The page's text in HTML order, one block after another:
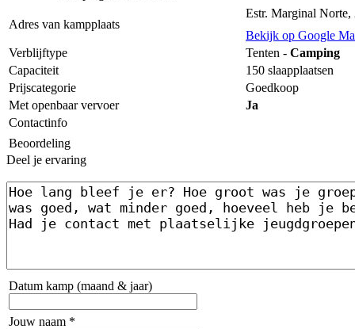
Adres van kampplaats
Estr. Marginal Norte,
Bekijk op Google
Verblijftype
Tenten - Camping
Capaciteit
150 slaapplaatsen
Prijscategorie
Goedkoop
Met openbaar vervoer
Ja
Contactinfo
Beoordeling
Deel je ervaring
Datum kamp (maand & jaar)
Jouw naam *